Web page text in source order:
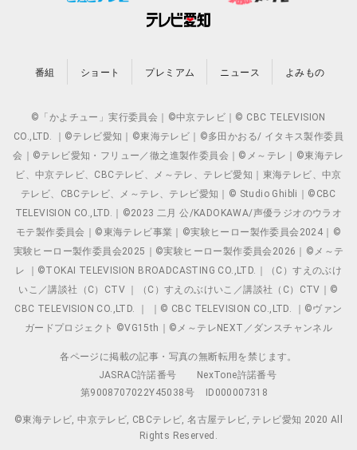
番組 ショート プレミアム ニュース よみもの
©「かよチュー」実行委員会｜©中京テレビ｜© CBC TELEVISION
CO.,LTD. ｜©テレビ愛知｜©東海テレビ｜©多田かおる/ イタキス製作委員
会｜©テレビ愛知・フリュー／徹之進製作委員会｜©メ～テレ｜©東海テレ
ビ、中京テレビ、CBCテレビ、メ～テレ、テレビ愛知｜東海テレビ、中京
テレビ、CBCテレビ、メ～テレ、テレビ愛知｜© Studio Ghibli｜©CBC
TELEVISION CO.,LTD.｜©2023 二月 公/KADOKAWA/声優ラジオのウラオ
モテ製作委員会｜©東海テレビ事業｜©実験ヒーロー製作委員会2024｜©
実験ヒーロー製作委員会2025｜©実験ヒーロー製作委員会2026｜©メ～テ
レ ｜©TOKAI TELEVISION BROADCASTING CO.,LTD.｜（C）すえのぶけ
いこ／講談社（C）CTV ｜（C）すえのぶけいこ／講談社（C）CTV｜©
CBC TELEVISION CO.,LTD. ｜ ｜© CBC TELEVISION CO.,LTD. ｜©ヴァン
ガードプロジェクト ©VG15th｜©メ～テレNEXT／ダンスチャンネル
各ページに掲載の記事・写真の無断転用を禁じます。
JASRAC許諾番号
NexTone許諾番号
第9008707022Y45038号
ID000007318
©東海テレビ, 中京テレビ, CBCテレビ, 名古屋テレビ, テレビ愛知 2020 All
Rights Reserved.